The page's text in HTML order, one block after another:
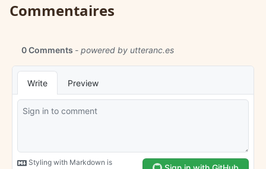
Commentaires